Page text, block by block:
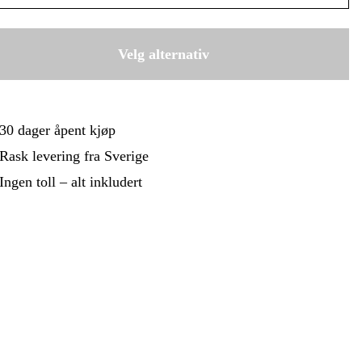
Kampanjer
549 kr
549 kr
Blå
539 kr
Velg alternativ
30 dager åpent kjøp
Rask levering fra Sverige
Ingen toll – alt inkludert